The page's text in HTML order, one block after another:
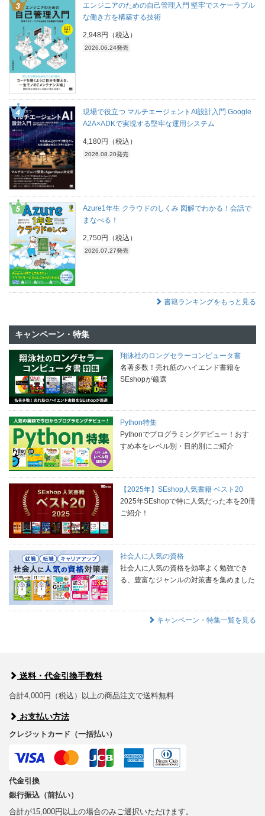
エンジニアのための自己管理入門 堅牢でスケーラブル
な働き方を構築する技術
2,948円（税込）
2026.06.24発売
現場で役立つ マルチエージェントAI設計入門 Google
A2A×ADKで実現する堅牢な運用システム
4,180円（税込）
2026.08.20発売
Azure1年生 クラウドのしくみ 図解でわかる！会話で
まなべる！
2,750円（税込）
2026.07.27発売
書籍ランキングをもっと見る
キャンペーン・特集
翔泳社のロングセラーコンピュータ書
名著多数！売れ筋のハイエンド書籍を
SEshopが厳選
Python特集
Pythonでプログラミングデビュー！おす
すめ本をレベル別・目的別にご紹介
【2025年】SEshop人気書籍 ベスト20
2025年SEshopで特に人気だった本を20冊
ご紹介！
社会人に人気の資格
社会人に人気の資格を効率よく勉強でき
る、豊富なジャンルの対策書を集めました
キャンペーン・特集一覧を見る
送料・代金引換手数料
合計4,000円（税込）以上の商品注文で送料無料
お支払い方法
クレジットカード（一括払い）
代金引換
銀行振込（前払い）
合計が15,000円以上の場合のみご選択いただけます。